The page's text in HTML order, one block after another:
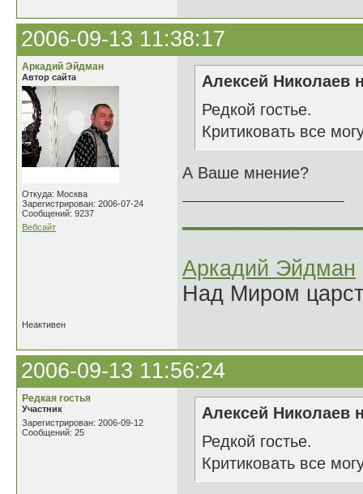
2006-09-13 11:38:17
Аркадий Эйдман
Автор сайта
Откуда: Москва
Зарегистрирован: 2006-07-24
Сообщений: 9237
Вебсайт
Алексей Николаев
Редкой гостье.
Критиковать все
А Ваше мнение?
Аркадий Эйдман
Над Миром
Неактивен
2006-09-13 11:56:24
Редкая гостья
Участник
Зарегистрирован: 2006-09-12
Сообщений: 25
Алексей Николаев
Редкой гостье.
Критиковать все